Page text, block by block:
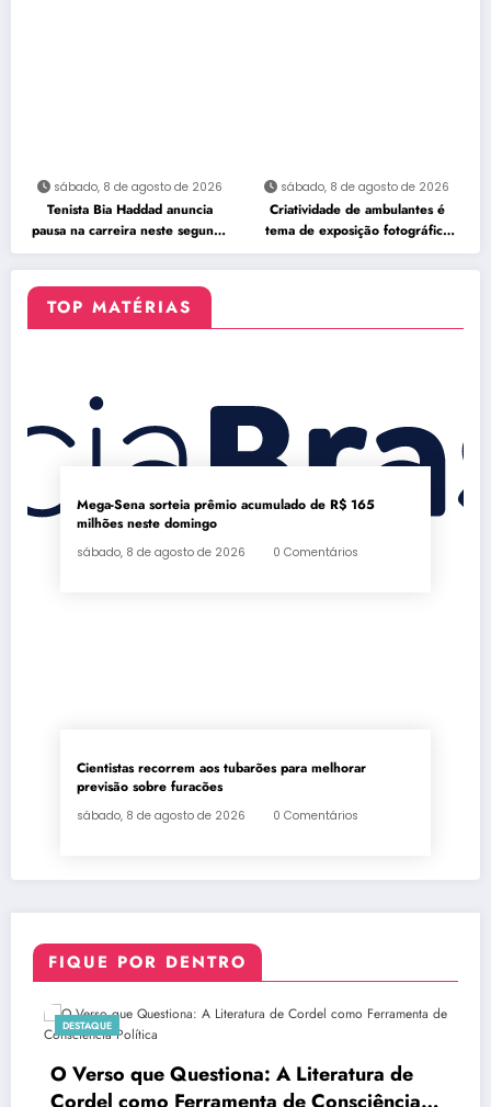
sábado, 8 de agosto de 2026
Tenista Bia Haddad anuncia
pausa na carreira neste segundo
semestre
sábado, 8 de agosto de 2026
Criatividade de ambulantes é
tema de exposição fotográfica
no Rio
TOP MATÉRIAS
Mega-Sena sorteia prêmio acumulado de R$ 165
milhões neste domingo
sábado, 8 de agosto de 2026 0 Comentários
Cientistas recorrem aos tubarões para melhorar
previsão sobre furacões
sábado, 8 de agosto de 2026 0 Comentários
FIQUE POR DENTRO
que Questiona: A Literatura de